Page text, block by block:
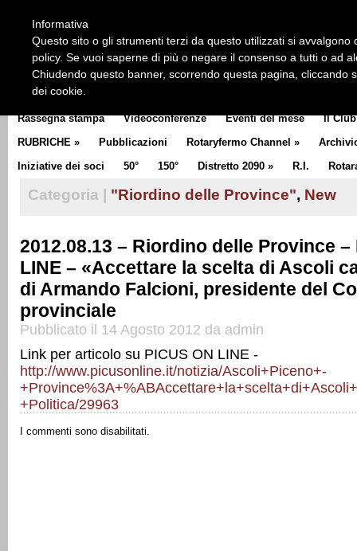
CLUB COMMUNICATOR
Rassegna stampa Videoconferenze Eventi del mese Il Club
RUBRICHE » Pubblicazioni Rotaryfermo Channel »
Iniziative dei soci
50° 150° Distretto 2090 » R.I.
Categoria | "Riordino delle Province", New
2012.08.13 – Riordino delle Province –
LINE – «Accettare la scelta di Ascoli
di Armando Falcioni, presidente del
provinciale
Pubblicato il 14 Agosto 2012 da admin
Link per articolo su PICUS ON LINE -
http://www.picusonline.it/notizia/Ascoli+Piceno+-
+Politica/29963
I commenti sono disabilitati.
Informativa
Questo sito o gli strumenti terzi da questo utilizzati si
policy. Se vuoi saperne di più o negare il consenso a tutti o ad
Chiudendo questo banner, scorrendo questa pagina, cliccando
dei cookie.